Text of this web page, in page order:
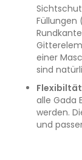
Füllungen
einer
sind
Flexibiltät
alle Gada
werden.
und